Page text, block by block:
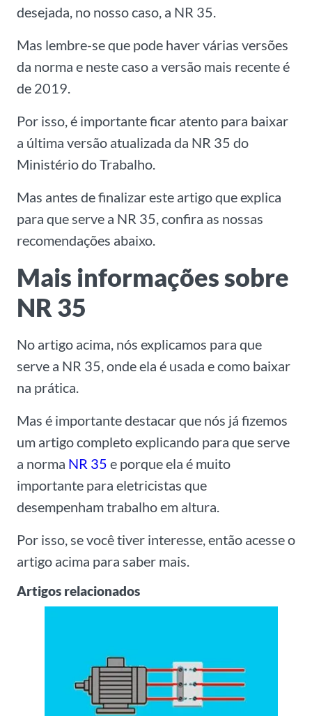
desejada, no nosso caso, a NR 35.
Mas lembre-se que pode haver várias versões
da norma e neste caso a versão mais recente é
de 2019.
Por isso, é importante ficar atento para baixar
a última versão atualizada da NR 35 do
Ministério do Trabalho.
Mas antes de finalizar este artigo que explica
para que serve a NR 35, confira as nossas
recomendações abaixo.
Mais informações sobre
NR 35
No artigo acima, nós explicamos para que
serve a NR 35, onde ela é usada e como baixar
na prática.
Mas é importante destacar que nós já fizemos
um artigo completo explicando para que serve
a norma NR 35 e porque ela é muito
importante para eletricistas que
desempenham trabalho em altura.
Por isso, se você tiver interesse, então acesse o
artigo acima para saber mais.
Artigos relacionados